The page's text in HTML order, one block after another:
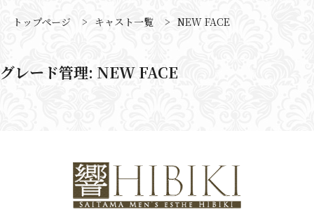
トップページ > キャスト一覧 > NEW FACE
グレード管理: NEW FACE